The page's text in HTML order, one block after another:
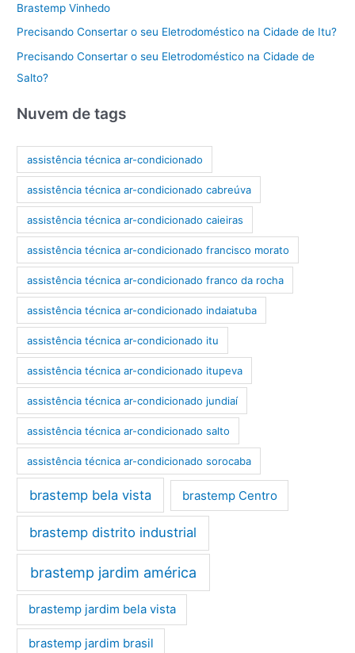
Brastemp Vinhedo
Precisando Consertar o seu Eletrodoméstico na Cidade de Itu?
Precisando Consertar o seu Eletrodoméstico na Cidade de
Salto?
Nuvem de tags
assistência técnica ar-condicionado
assistência técnica ar-condicionado cabreúva
assistência técnica ar-condicionado caieiras
assistência técnica ar-condicionado francisco morato
assistência técnica ar-condicionado franco da rocha
assistência técnica ar-condicionado indaiatuba
assistência técnica ar-condicionado itu
assistência técnica ar-condicionado itupeva
assistência técnica ar-condicionado jundiaí
assistência técnica ar-condicionado salto
assistência técnica ar-condicionado sorocaba
brastemp bela vista brastemp Centro
brastemp distrito industrial
brastemp jardim américa
brastemp jardim bela vista
brastemp jardim brasil